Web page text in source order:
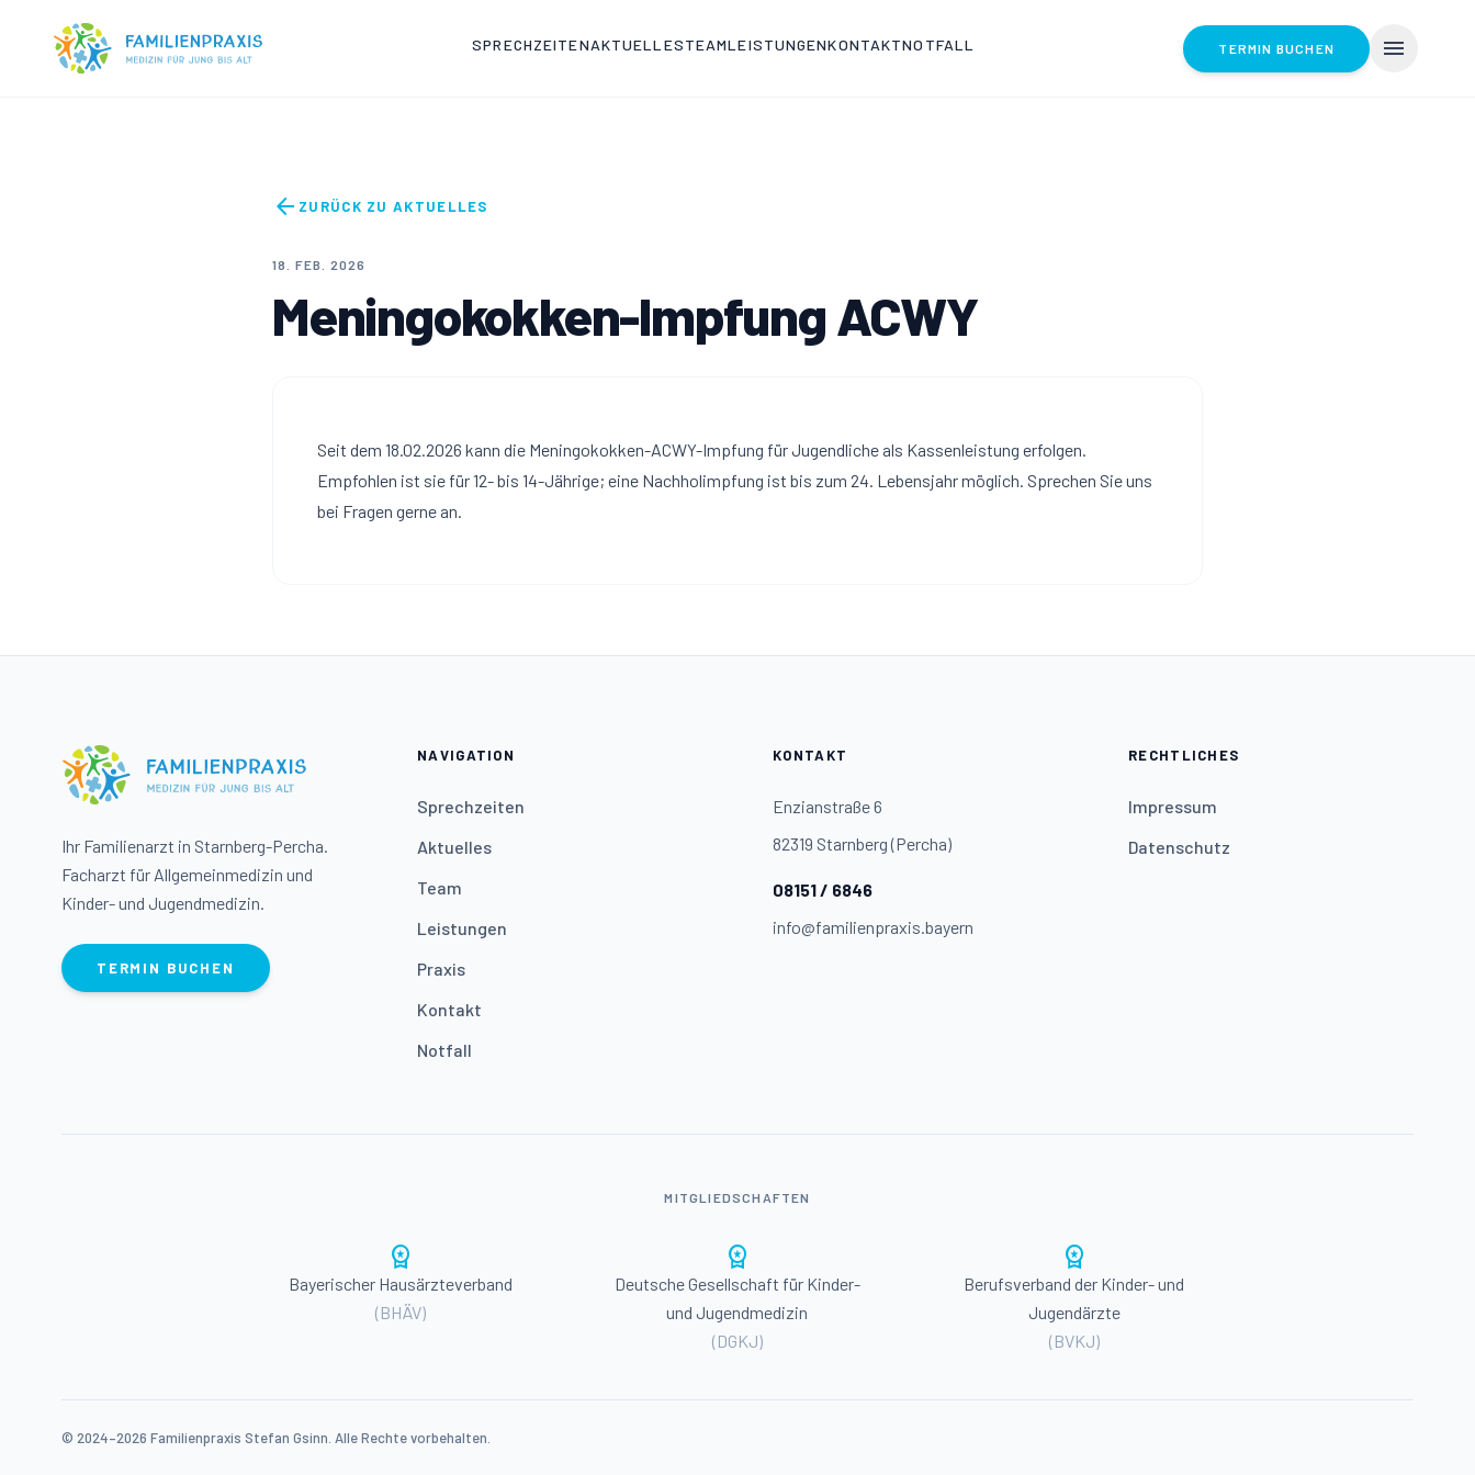
SPRECHZEITENAKTUELLESTEAMLEISTUNGENKONTAKTNOTFALL TERMIN BUCHEN menu
arrow_back ZURÜCK ZU AKTUELLES
18. FEB. 2026
Meningokokken-Impfung ACWY
Seit dem 18.02.2026 kann die Meningokokken-ACWY-Impfung für Jugendliche als Kassenleistung erfolgen.
Empfohlen ist sie für 12- bis 14-Jährige; eine Nachholimpfung ist bis zum 24. Lebensjahr möglich. Sprechen Sie uns
bei Fragen gerne an.
Ihr Familienarzt in Starnberg-Percha.
Facharzt für Allgemeinmedizin und
Kinder- und Jugendmedizin.
TERMIN BUCHEN
NAVIGATION
Sprechzeiten
Aktuelles
Team
Leistungen
Praxis
Kontakt
Notfall
KONTAKT
Enzianstraße 6
82319 Starnberg (Percha)
08151 / 6846
info@familienpraxis.bayern
RECHTLICHES
Impressum
Datenschutz
MITGLIEDSCHAFTEN
workspace_premium
Bayerischer Hausärzteverband
(BHÄV)
workspace_premium
Deutsche Gesellschaft für Kinder-
und Jugendmedizin
(DGKJ)
workspace_premium
Berufsverband der Kinder- und
Jugendärzte
(BVKJ)
© 2024–2026 Familienpraxis Stefan Gsinn. Alle Rechte vorbehalten.